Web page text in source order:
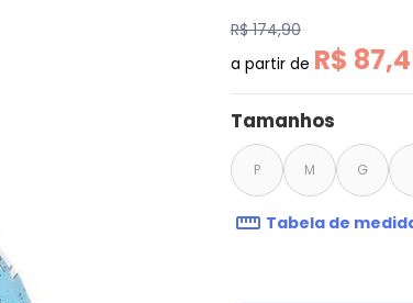
R$ 174,90
a partir de R$
Tamanhos
P M G
Tabela de